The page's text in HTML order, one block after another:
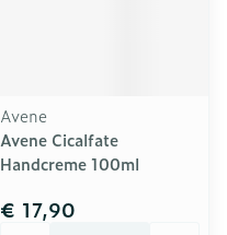
Avene
Avene Cicalfate
Handcreme 100ml
€ 17,90